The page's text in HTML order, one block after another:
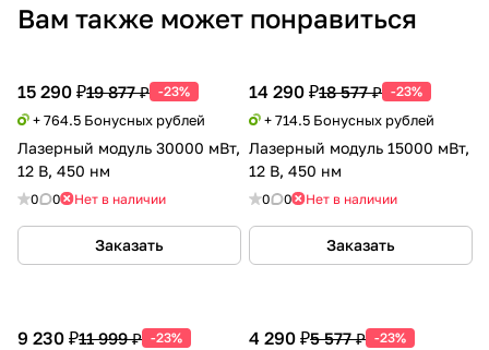
Вам также может понравиться
15 290 ₽19 877 ₽ -23%
+ 764.5 Бонусных рублей
Лазерный модуль 30000 мВт,
12 В, 450 нм
0 0 Нет в наличии
Заказать
14 290 ₽18 577 ₽ -23%
+ 714.5 Бонусных рублей
Лазерный модуль 15000 мВт,
12 В, 450 нм
0 0 Нет в наличии
Заказать
4 290 ₽5 577 ₽ -23%
9 230 ₽11 999 ₽ -23%